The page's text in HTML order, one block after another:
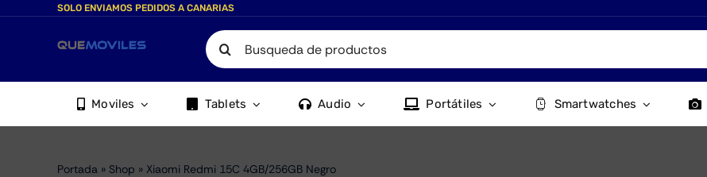
SOLO ENVIAMOS PEDIDOS A CANARIAS
Search
for:
Moviles Tablets Audio Portátiles Smartwatches
Portada » Shop » Xiaomi Redmi 15C 4GB/256GB Negro